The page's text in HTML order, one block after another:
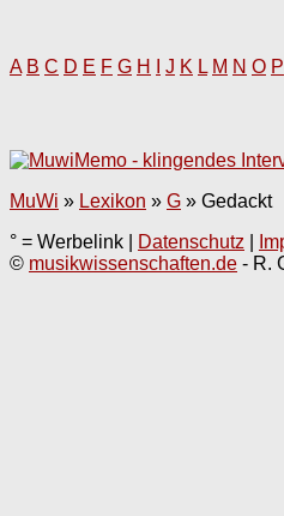
A B C D E F G H J K L M N O P
MuWi » Lexikon » G » Gedackt
° = Werbelink |
Datenschutz
© musikwissenschaften.de - R.